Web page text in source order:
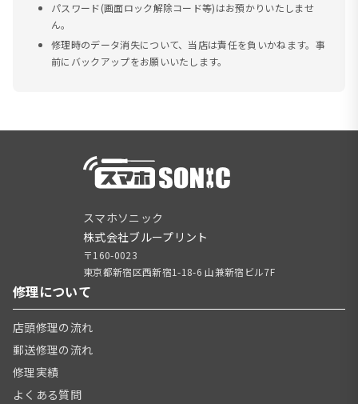
パスワード(画面ロック解除コード等)はお預かりいたしませ
ん。
修理時のデータ消失について、当店は責任を負いかねます。事
前にバックアップをお願いいたします。
スマホソニック
株式会社ブループリント
〒160-0023
東京都新宿区西新宿1-18-6 山兼新宿ビル7F
修理について
店頭修理の流れ
郵送修理の流れ
修理実績
よくある質問